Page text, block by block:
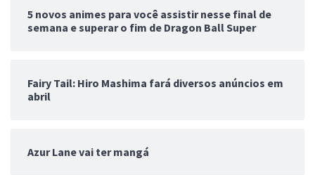
5 novos animes para você assistir nesse final de
semana e superar o fim de Dragon Ball Super
Fairy Tail: Hiro Mashima fará diversos anúncios em
abril
Azur Lane vai ter mangá